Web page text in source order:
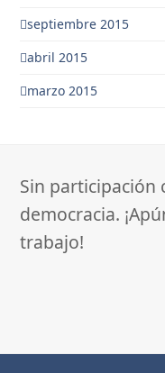
septiembre 2015
abril 2015
marzo 2015
Sin participación
democracia.
trabajo!